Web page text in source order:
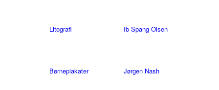
Litografi
Børneplakater
Ib Spang Olsen
Jørgen Nash